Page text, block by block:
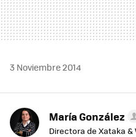
3 Noviembre 2014
María González
Directora de Xataka